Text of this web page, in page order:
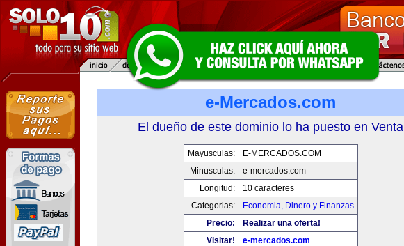
e-Mercados.com
El dueño de este dominio lo ha puesto en Venta
Mayusculas:
E-MERCADOS.COM
Minusculas:
e-mercados.com
Longitud:
10 caracteres
Categorias:
Economia, Dinero y Finanzas
Precio:
Realizar una oferta!
Visitar!
e-mercados.com